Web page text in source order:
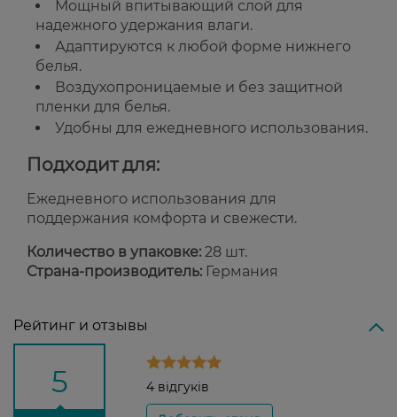
Мощный впитывающий слой для
надежного удержания влаги.
Адаптируются к любой форме нижнего
белья.
Воздухопроницаемые и без защитной
пленки для белья.
Удобны для ежедневного использования.
Подходит для:
Ежедневного использования для
поддержания комфорта и свежести.
Количество в упаковке: 28 шт.
Страна-производитель: Германия
Рейтинг и отзывы
5 4 відгуків